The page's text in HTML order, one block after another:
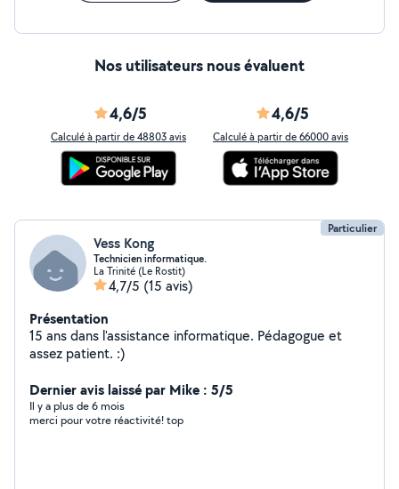
Nos utilisateurs nous évaluent
4,6/5
Calculé à partir de 48803 avis
4,6/5
Calculé à partir de 66000 avis
Particulier
Vess Kong
Technicien informatique.
La Trinité (Le Rostit)
4,7/5 (15 avis)
Présentation
15 ans dans l'assistance informatique. Pédagogue et
assez patient. :)
Dernier avis laissé par Mike : 5/5
Il y a plus de 6 mois
merci pour votre réactivité! top